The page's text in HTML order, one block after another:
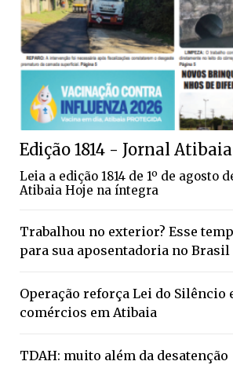
Edição 1814 - Jornal
Leia a edição 1814 de 1º de agosto
Atibaia Hoje na íntegra
Trabalhou no exterior? Esse
para sua aposentadoria no Brasil
Operação reforça Lei do Silêncio
comércios em Atibaia
TDAH: muito além da desatenção